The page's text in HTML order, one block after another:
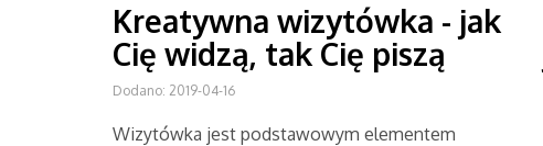
Kreatywna wizytówka - jak
Cię widzą, tak Cię piszą
Dodano: 2019-04-16
Wizytówka jest podstawowym elementem